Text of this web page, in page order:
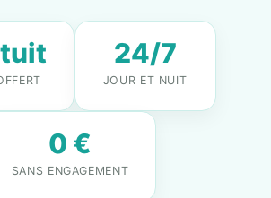
24/7
JOUR ET NUIT
0 €
SANS ENGAGEMENT